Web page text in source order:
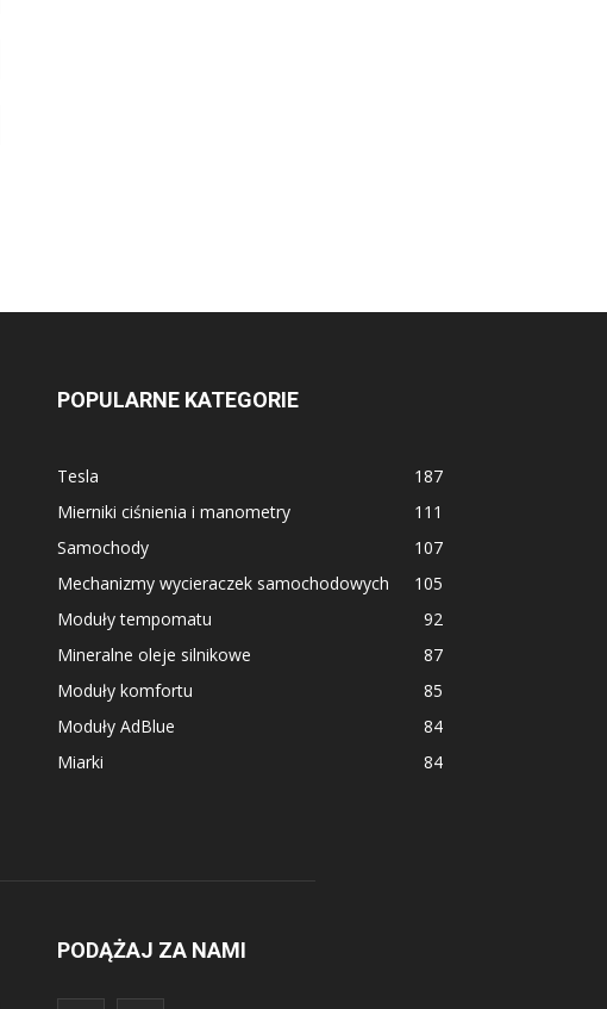
POPULARNE KATEGORIE
Tesla
187
Mierniki ciśnienia i manometry
111
Samochody
107
Mechanizmy wycieraczek samochodowych
105
Moduły tempomatu
92
Mineralne oleje silnikowe
87
Moduły komfortu
85
Moduły AdBlue
84
Miarki
84
PODĄŻAJ ZA NAMI